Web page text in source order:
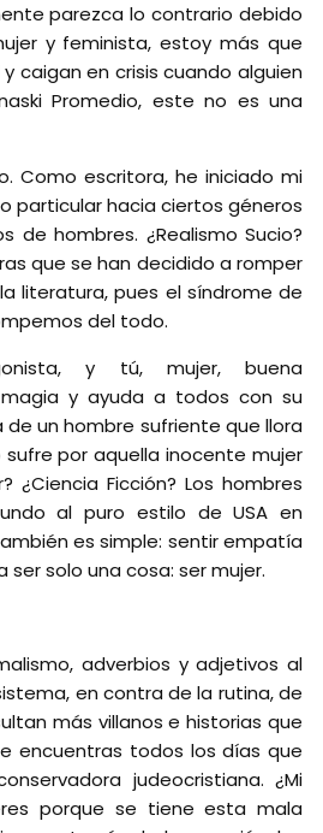
parezca lo contrario debido
y feminista, estoy más que
caigan en crisis cuando alguien
Promedio, este no es una
Como escritora, he iniciado mi
particular hacia ciertos géneros
hombres. ¿Realismo Sucio?
que se han decidido a romper
literatura, pues el síndrome de
del todo.
y tú, mujer, buena
y ayuda a todos con su
un hombre sufriente que llora
por aquella inocente mujer
¿Ciencia Ficción? Los hombres
al puro estilo de USA en
es simple: sentir empatía
solo una cosa: ser mujer.
adverbios y adjetivos al
en contra de la rutina, de
más villanos e historias que
encuentras todos los días que
judeocristiana. ¿Mi
porque se tiene esta mala